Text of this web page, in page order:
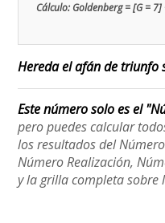
Cálculo: Goldenberg = [G =
Hereda el afán de triunfo
Este número solo es el
pero puedes calcular
los resultados del
Número Realización,
y la grilla completa sobre